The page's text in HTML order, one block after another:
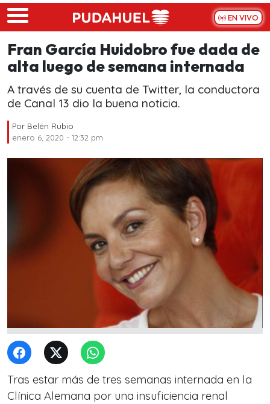
Skip to main content
EN VIVO
Fran García Huidobro fue dada de
alta luego de semana internada
A través de su cuenta de Twitter, la conductora
de Canal 13 dio la buena noticia.
Por Belén Rubio
enero 6, 2020 - 12:32 pm
Tras estar más de tres semanas internada en la
Clínica Alemana por una insuficiencia renal